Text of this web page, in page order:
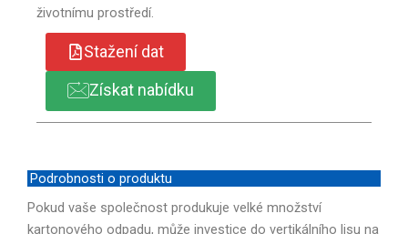
životnímu prostředí.
Stažení dat
Získat nabídku
Podrobnosti o produktu
Pokud vaše společnost produkuje velké množství
kartonového odpadu, může investice do vertikálního lisu na